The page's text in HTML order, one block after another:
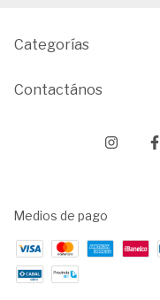
Categorías
Contactános
Medios de pago